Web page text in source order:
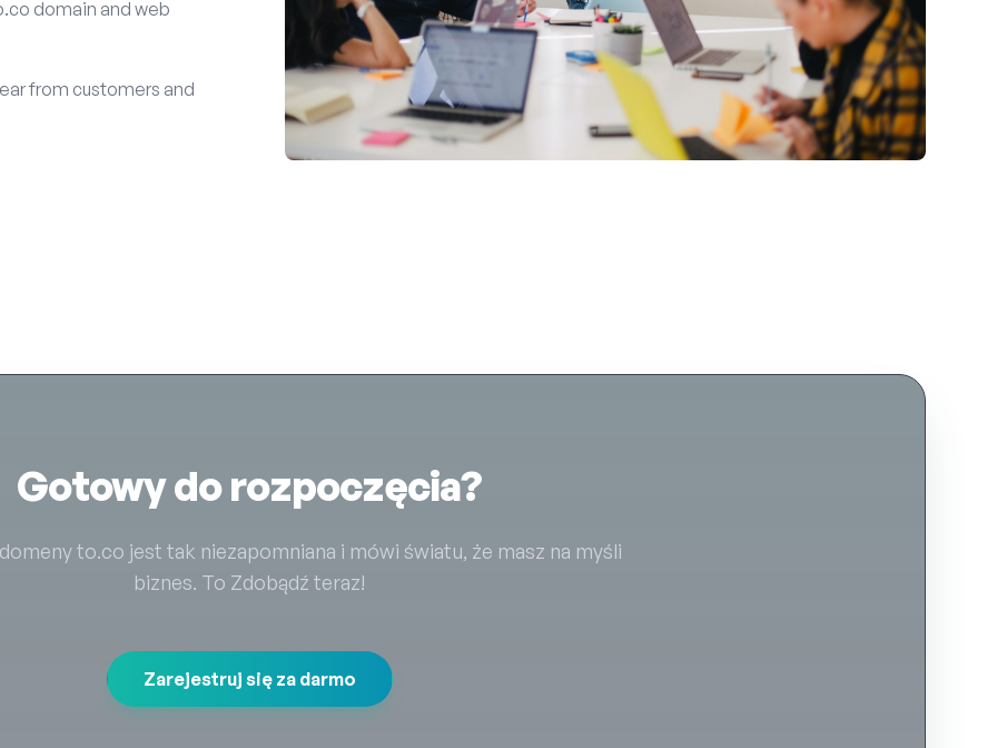
domain and web
from customers and
Gotowy do rozpoczęcia?
to.co jest tak niezapomniana i mówi światu, że masz na myśli
biznes. To Zdobądź teraz!
Zarejestruj się za darmo